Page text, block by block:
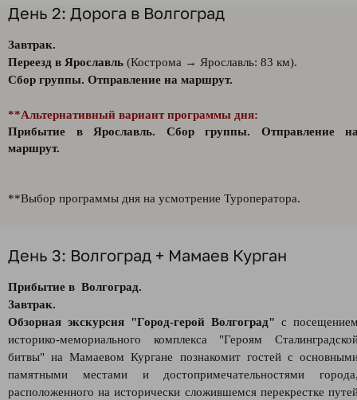
День 2: Дорога в Волгоград
Завтрак.
Переезд в Ярославль (Кострома → Ярославль: 83 км).
Сбор группы. Отправление на маршрут.
**Альтернативный вариант программы дня:
Прибытие в Ярославль. Сбор группы. Отправление
маршрут.
**Выбор программы дня на усмотрение Туроператора.
День 3: Волгоград + Мамаев Курган
Прибытие в Волгоград.
Завтрак.
Обзорная экскурсия "Город-герой Волгоград" с
историко-мемориального комплекса "Героям
битвы" на Мамаевом Кургане познакомит гостей с
памятными местами и достопримечательностями
расположенного на исторически сложившемся перекрестке